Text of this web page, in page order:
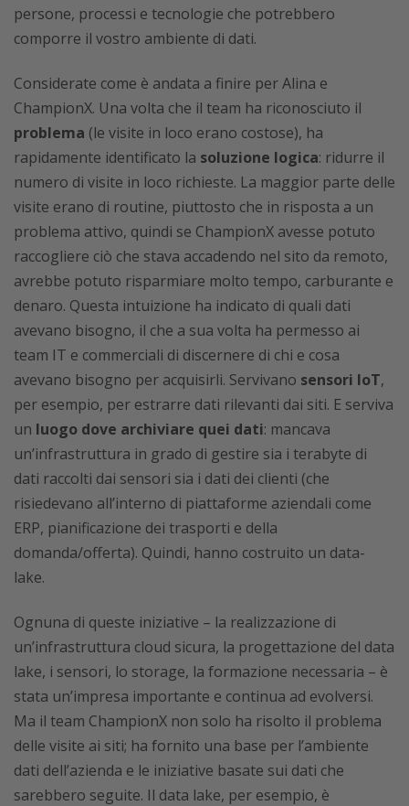
persone, processi e tecnologie che potrebbero
comporre il vostro ambiente di dati.
Considerate come è andata a finire per Alina e
ChampionX. Una volta che il team ha riconosciuto il
problema (le visite in loco erano costose), ha
rapidamente identificato la soluzione logica: ridurre il
numero di visite in loco richieste. La maggior parte delle
visite erano di routine, piuttosto che in risposta a un
problema attivo, quindi se ChampionX avesse potuto
raccogliere ciò che stava accadendo nel sito da remoto,
avrebbe potuto risparmiare molto tempo, carburante e
denaro. Questa intuizione ha indicato di quali dati
avevano bisogno, il che a sua volta ha permesso ai
team IT e commerciali di discernere di chi e cosa
avevano bisogno per acquisirli. Servivano sensori IoT,
per esempio, per estrarre dati rilevanti dai siti. E serviva
un luogo dove archiviare quei dati: mancava
un’infrastruttura in grado di gestire sia i terabyte di
dati raccolti dai sensori sia i dati dei clienti (che
risiedevano all’interno di piattaforme aziendali come
ERP, pianificazione dei trasporti e della
domanda/offerta). Quindi, hanno costruito un data-
lake.
Ognuna di queste iniziative – la realizzazione di
un’infrastruttura cloud sicura, la progettazione del data
lake, i sensori, lo storage, la formazione necessaria – è
stata un’impresa importante e continua ad evolversi.
Ma il team ChampionX non solo ha risolto il problema
delle visite ai siti; ha fornito una base per l’ambiente
dati dell’azienda e le iniziative basate sui dati che
sarebbero seguite. Il data lake, per esempio, è